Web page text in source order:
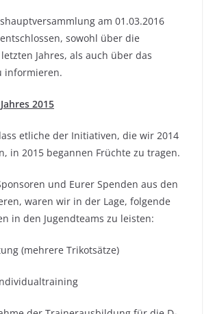
am 01.03.2016
sowohl über die
Jahres, als auch über das
informieren.
2015
etliche der Initiativen, die wir 2014
in 2015 begannen Früchte zu tragen.
und Eurer Spenden aus den
waren wir in der Lage, folgende
in den Jugendteams zu leisten:
(mehrere Trikotsätze)